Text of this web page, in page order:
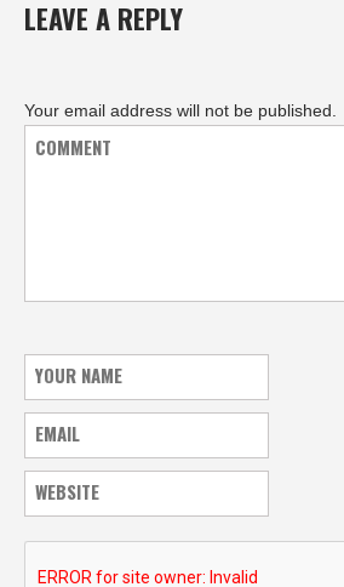
LEAVE A REPLY
Your email address will not be published.